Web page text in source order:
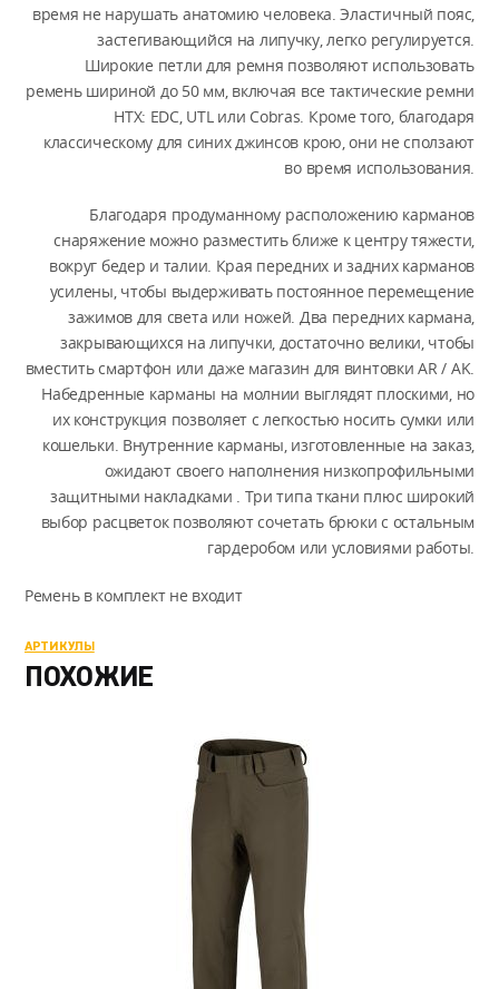
время не нарушать анатомию человека. Эластичный пояс,
застегивающийся на липучку, легко регулируется.
Широкие петли для ремня позволяют использовать
ремень шириной до 50 мм, включая все тактические ремни
HTX: EDC, UTL или Cobras. Кроме того, благодаря
классическому для синих джинсов крою, они не сползают
во время использования.
Благодаря продуманному расположению карманов
снаряжение можно разместить ближе к центру тяжести,
вокруг бедер и талии. Края передних и задних карманов
усилены, чтобы выдерживать постоянное перемещение
зажимов для света или ножей. Два передних кармана,
закрывающихся на липучки, достаточно велики, чтобы
вместить смартфон или даже магазин для винтовки AR / AK.
Набедренные карманы на молнии выглядят плоскими, но
их конструкция позволяет с легкостью носить сумки или
кошельки. Внутренние карманы, изготовленные на заказ,
ожидают своего наполнения низкопрофильными
защитными накладками . Три типа ткани плюс широкий
выбор расцветок позволяют сочетать брюки с остальным
гардеробом или условиями работы.
Ремень в комплект не входит
АРТИКУЛЫ
ПОХОЖИЕ